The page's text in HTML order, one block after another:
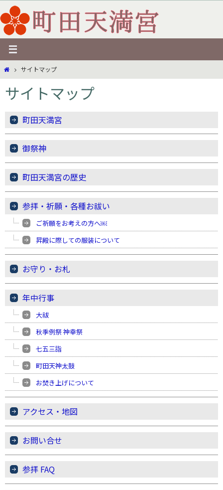
ン
テ
ツ
へ
ホ
ー
ム
サイトマップ
サイトマップ
町田天満宮
御祭神
町田天満宮の歴史
参拝・祈願・各種お祓い
ご祈願をお考えの方へ￼
昇殿に際しての服装について
お守り・お札
年中行事
大祓
秋季例祭 神幸祭
七五三詣
町田天神太鼓
お焚き上げについて
アクセス・地図
お問い合せ
参拝 FAQ